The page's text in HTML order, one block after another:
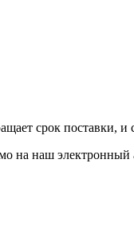
срок поставки, и
на наш